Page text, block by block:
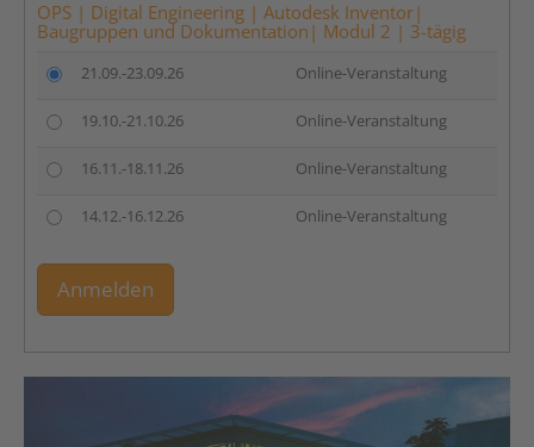
OPS | Digital Engineering | Autodesk Inventor|
Baugruppen und Dokumentation| Modul 2 | 3-tägig
21.09.-23.09.26 Online-Veranstaltung
19.10.-21.10.26 Online-Veranstaltung
16.11.-18.11.26 Online-Veranstaltung
14.12.-16.12.26 Online-Veranstaltung
Anmelden